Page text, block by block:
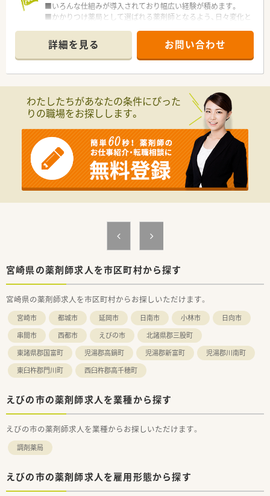
■いろんな仕組みが導入されており幅広い経験が積めます。
■かかりつけ薬局として選ばれる薬剤師となるよう、日々変化と
≪こんな方にオススメ≫
・スキルアップをしたい方
・幅広い経験を積みたい方
・プライベートを充実したい方
詳細を見る お問い合わせ
わたしたちがあなたの条件にぴった
りの職場をお探しします。
宮崎県の薬剤師求人を市区町村から探す
宮崎県の薬剤師求人を市区町村からお探しいただけます。
宮崎市 都城市 延岡市 日南市 小林市
日向市
串間市
西都市 えびの市
北諸県郡三股町
東諸県郡国富町
児湯郡高鍋町 児湯郡新富町
児湯郡川南町
東臼杵郡門川町
西臼杵郡高千穂町
えびの市の薬剤師求人を業種から探す
えびの市の薬剤師求人を業種からお探しいただけます。
調剤薬局
えびの市の薬剤師求人を雇用形態から探す